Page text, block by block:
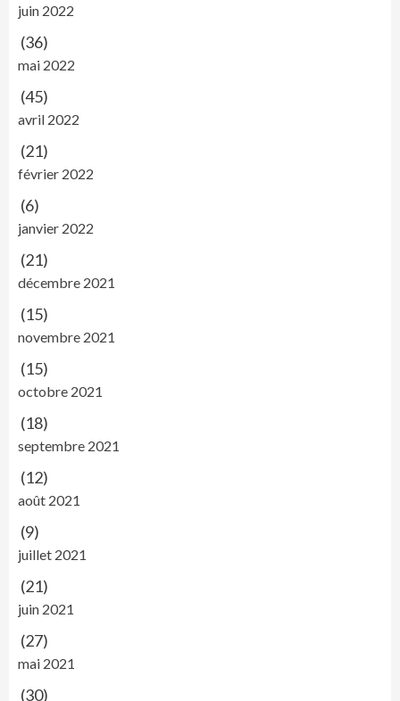
juin 2022
(36)
mai 2022
(45)
avril 2022
(21)
février 2022
(6)
janvier 2022
(21)
décembre 2021
(15)
novembre 2021
(15)
octobre 2021
(18)
septembre 2021
(12)
août 2021
(9)
juillet 2021
(21)
juin 2021
(27)
mai 2021
(30)